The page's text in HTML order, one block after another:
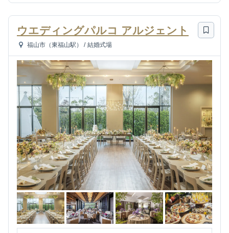
ウエディングパルコ アルジェント
福山市（東福山駅） / 結婚式場